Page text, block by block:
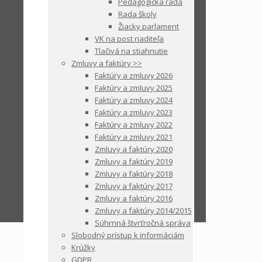
Rada školy
Žiacky parlament
VK na post riaditeľa
Tlačivá na stiahnutie
Zmluvy a faktúry >>
Faktúry a zmluvy 2026
Faktúry a zmluvy 2025
Faktúry a zmluvy 2024
Faktúry a zmluvy 2023
Faktúry a zmluvy 2022
Faktúry a zmluvy 2021
Zmluvy a faktúry 2020
Zmluvy a faktúry 2019
Zmluvy a faktúry 2018
Zmluvy a faktúry 2017
Zmluvy a faktúry 2016
Zmluvy a faktúry 2014/2015
Súhrnná štvrťročná správa
Slobodný prístup k informáciám
Krúžky
GDPR